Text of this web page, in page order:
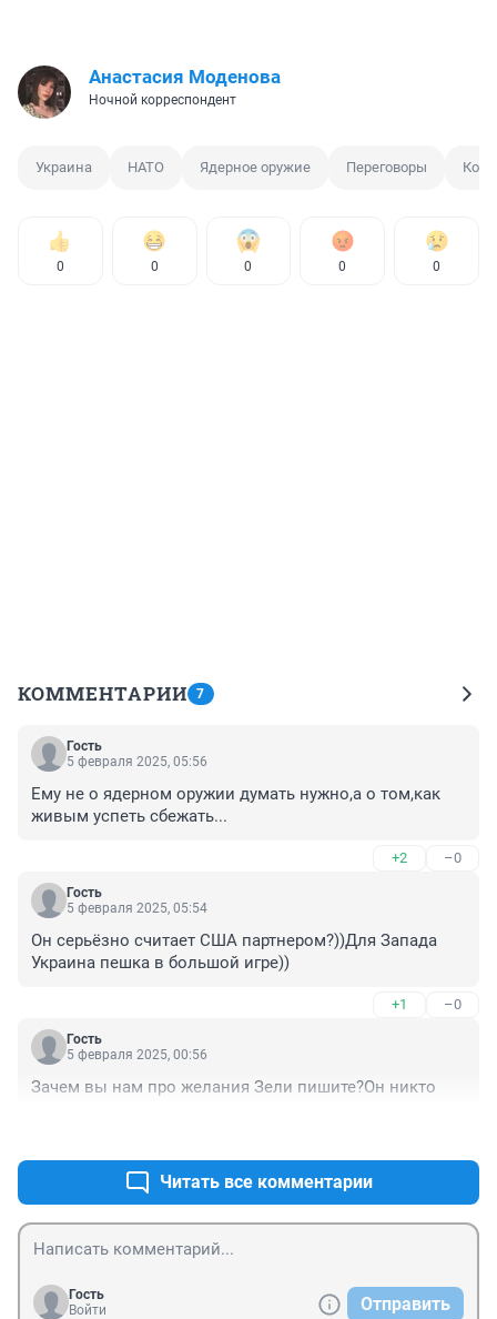
Анастасия Моденова
Ночной корреспондент
Украина НАТО Ядерное оружие Переговоры
0 0 0 0 0
КОММЕНТАРИИ 7
Гость
5 февраля 2025, 05:56
Ему не о ядерном оружии думать нужно,а о том,как
живым успеть сбежать...
+2 –0
Гость
5 февраля 2025, 05:54
Он серьёзно считает США партнером?))Для Запада
Украина пешка в большой игре))
+1 –0
Гость
5 февраля 2025, 00:56
Зачем вы нам про желания Зели пишите?Он никто
Читать все комментарии
Гость
Войти
Отправить